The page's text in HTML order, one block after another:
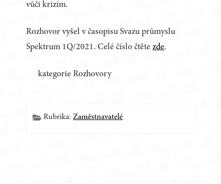
vůči krizím.
Rozhovor vyšel v časopisu Svazu průmyslu
Spektrum 1Q/2021. Celé číslo čtětezde.
kategorie Rozhovory
Rubrika:Zaměstnavatelé